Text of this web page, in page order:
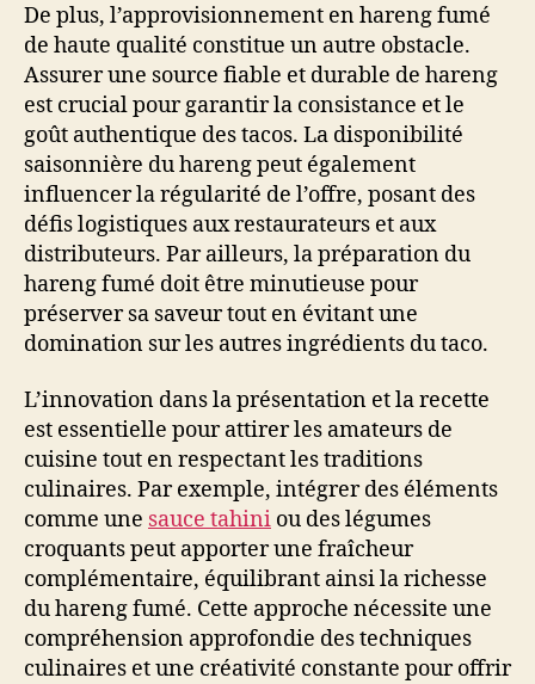
De plus, l’approvisionnement en hareng fumé
de haute qualité constitue un autre obstacle.
Assurer une source fiable et durable de hareng
est crucial pour garantir la consistance et le
goût authentique des tacos. La disponibilité
saisonnière du hareng peut également
influencer la régularité de l’offre, posant des
défis logistiques aux restaurateurs et aux
distributeurs. Par ailleurs, la préparation du
hareng fumé doit être minutieuse pour
préserver sa saveur tout en évitant une
domination sur les autres ingrédients du taco.
L’innovation dans la présentation et la recette
est essentielle pour attirer les amateurs de
cuisine tout en respectant les traditions
culinaires. Par exemple, intégrer des éléments
comme une sauce tahini ou des légumes
croquants peut apporter une fraîcheur
complémentaire, équilibrant ainsi la richesse
du hareng fumé. Cette approche nécessite une
compréhension approfondie des techniques
culinaires et une créativité constante pour offrir